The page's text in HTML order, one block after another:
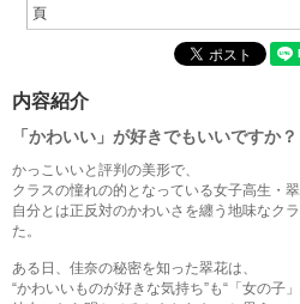
頁
内容紹介
「かわいい」が好きでもいいですか？
かっこいいと評判の美形で、
クラスの憧れの的となっている女子高生・翠
自分とは正反対のかわいさを纏う地味なク
た。
ある日、佳奈の秘密を知った翠花は、
“かわいいものが好きな気持ち”も“「女の子